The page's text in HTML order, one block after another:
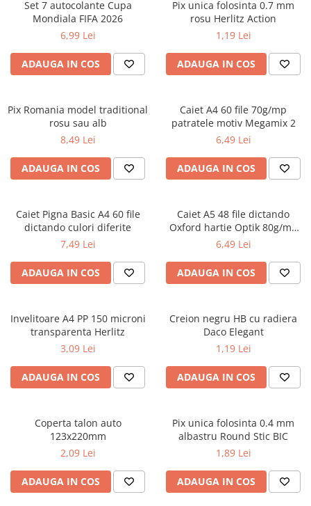
Creioane colorate
Creioane cerate
Radiere
Ascutițori
Mine și rezerve
Cretă școlară și creativă
Coperți caiete si cărți
Carnete pentru elevi
Lupe și articole educative
Foarfece școlare
Globuri pământești
Cutii sandwich și caserole
Termosuri
Pahare și sticle pentru scoală
Cutii pentru depozitare
Caiete școlare și hârtie
Caiete muzică
Caiete geografie și biologie
Caiete foi veline
Set 7 autocolante Cupa
Mondiala FIFA 2026
6,99 Lei
ADAUGA IN COS
Pix unica folosinta 0.7 mm
rosu Herlitz Action
1,19 Lei
ADAUGA IN COS
Pix Romania model traditional
rosu sau alb
8,49 Lei
ADAUGA IN COS
Caiet A4 60 file 70g/mp
patratele motiv Megamix 2
6,49 Lei
ADAUGA IN COS
Caiet Pigna Basic A4 60 file
dictando culori diferite
7,49 Lei
ADAUGA IN COS
Caiet A5 48 file dictando
Oxford hartie Optik 80g/mp
motiv Touch Trend
6,49 Lei
ADAUGA IN COS
Invelitoare A4 PP 150 microni
transparenta Herlitz
3,09 Lei
ADAUGA IN COS
Creion negru HB cu radiera
Daco Elegant
1,19 Lei
ADAUGA IN COS
Coperta talon auto
123x220mm
2,09 Lei
ADAUGA IN COS
Pix unica folosinta 0.4 mm
albastru Round Stic BIC
1,89 Lei
ADAUGA IN COS